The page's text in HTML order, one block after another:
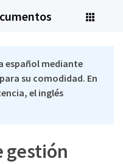
español mediante
su comodidad. En
el inglés
gestión